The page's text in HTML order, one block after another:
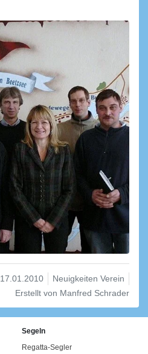
17.01.2010
Neuigkeiten Verein
Erstellt von Manfred Schrader
Segeln
Regatta-Segler